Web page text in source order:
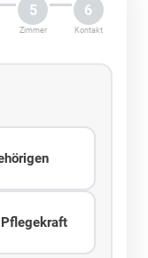
5
Zimmer
6
Kontakt